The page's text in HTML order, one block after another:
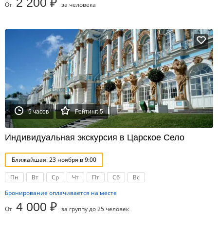
От
за человека
5 часов Рейтинг: 5
Индивидуальная экскурсия в Царское Село
Ближайшая: 23 ноября в 9:00
Пн Вт Ср Чт Пт Сб
Вс
Бронирование оплачивается на месте
От 4 000 ₽ за группу до 25 человек